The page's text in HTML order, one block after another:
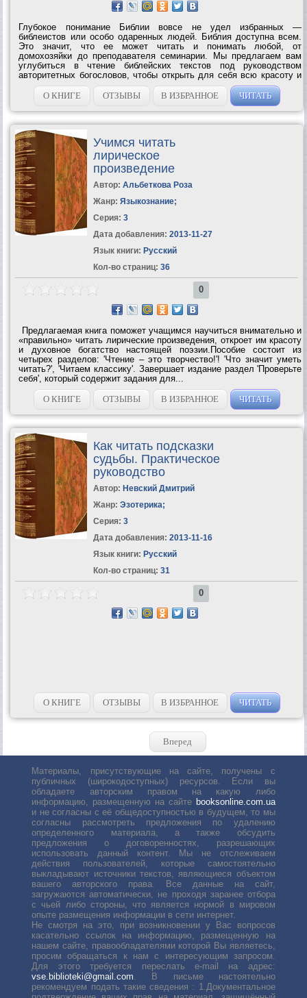
Глубокое понимание Библии вовсе не удел избранных —
библеистов или особо одаренных людей. Библия доступна всем.
Это значит, что ее может читать и понимать любой, от
домохозяйки до преподавателя семинарии. Мы предлагаем вам
углубиться в чтение библейских текстов под руководством
авторитетных богословов, чтобы открыть для себя всю красоту и
ценность Писания и увидеть, как оно связано с вашей жизнью в 21
веке. Свыше полумиллиона...
О КНИГЕ ОТЗЫВЫ В ИЗБРАННОЕ ЧИТАТЬ
Учимся читать
лирическое
произведение
Автор: Альбеткова Роза
Жанр: Языкознание;
Серия: 3
Дата добавления: 2013-11-27
Язык книги: Русский
Кол-во страниц: 36
0
Предлагаемая книга поможет учащимся научиться внимательно и
«правильно» читать лирические произведения, откроет им красоту
и духовное богатство настоящей поэзии.Пособие состоит из
четырех разделов: 'Чтение – это творчество!'! 'Что значит уметь
читать?', 'Читаем классику'. Завершает издание раздел 'Проверьте
себя', который содержит задания для...
О КНИГЕ
ОТЗЫВЫ В ИЗБРАННОЕ ЧИТАТЬ
Как читать подсказки
судьбы. Практическое
руководство
Автор: Невский Дмитрий
Жанр: Эзотерика;
Серия: 3
Дата добавления: 2013-11-16
Язык книги: Русский
Кол-во страниц: 31
0
О КНИГЕ ОТЗЫВЫ В ИЗБРАННОЕ ЧИТАТЬ
Вперед
Материалы, присутствующие на сайте, получены с
публичных (широкодоступных) ресурсов. Если вы
обладаете авторским правом на какую либо
информацию, размещенную на сайте booksonline.com.ua
и не согласны с её общедоступностью в будущем, то мы
согласны рассмотреть предложения по удалению
определенного материала, а также обсудить
предложения о договоренностях, разрешающих
использовать данный контент. Мы не отслеживаем
действия пользователей, которые самостоятельно
выкладывают источники текстов, являющиеся объектом
вашего авторского права. Все данные на сайт,
загружаются автоматически, не проходя заранее отбора
с чьей либо стороны, что является нормой в мировом
опыте размещения информации в сети интернет.
Не смотря на это, при возникновении у Вас вопросов
касательно ссылок на информацию, размещенную на
нашем сайте, правообладателями которой Вы являетесь,
просим обращаться к нам с интересующим запросом.
Для этого требуется переслать е-mail на адрес:
vse.biblioteki@gmail.com . В письме настоятельно
рекомендуем подать такие сведения : 1.Документальное